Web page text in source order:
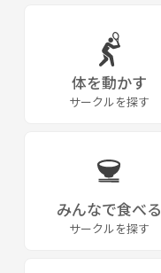
体を動かす
サークルを探す
みんなで食べる
サークルを探す